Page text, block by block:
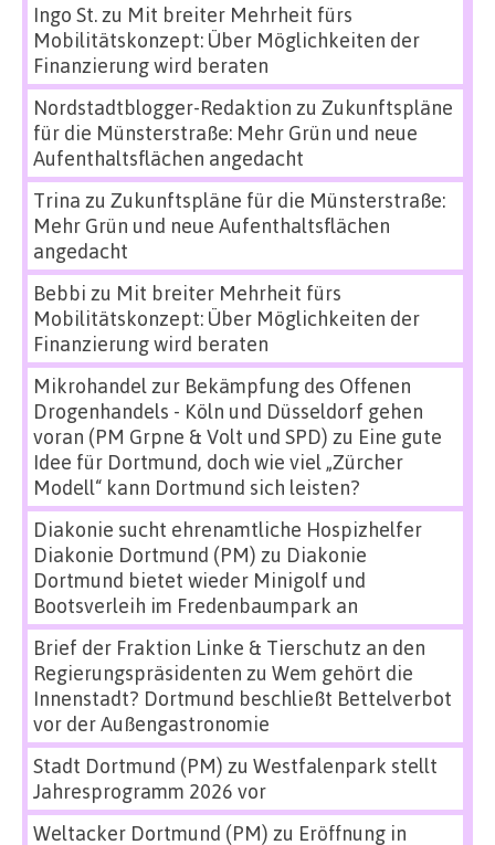
Ingo St.zu Mit breiter Mehrheit fürs
Mobilitätskonzept: Über Möglichkeiten der
Finanzierung wird beraten
Nordstadtblogger-Redaktion zu Zukunftspläne
für die Münsterstraße: Mehr Grün und neue
Aufenthaltsflächen angedacht
Trina zu Zukunftspläne für die Münsterstraße:
Mehr Grün und neue Aufenthaltsflächen
angedacht
Bebbi zu Mit breiter Mehrheit fürs
Mobilitätskonzept: Über Möglichkeiten der
Finanzierung wird beraten
Mikrohandel zur Bekämpfung des Offenen
Drogenhandels - Köln und Düsseldorf gehen
voran (PM Grpne & Volt und SPD) zu Eine gute
Idee für Dortmund, doch wie viel „Zürcher
Modell“ kann Dortmund sich leisten?
Diakonie sucht ehrenamtliche Hospizhelfer
Diakonie Dortmund (PM) zu Diakonie
Dortmund bietet wieder Minigolf und
Bootsverleih im Fredenbaumpark an
Brief der Fraktion Linke & Tierschutz an den
Regierungspräsidenten zu Wem gehört die
Innenstadt? Dortmund beschließt Bettelverbot
vor der Außengastronomie
Stadt Dortmund (PM) zu Westfalenpark stellt
Jahresprogramm 2026 vor
Weltacker Dortmund (PM) zu Eröffnung in